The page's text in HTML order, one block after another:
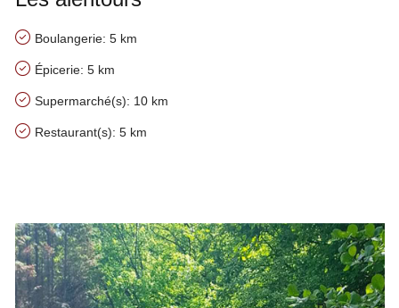
Boulangerie: 5 km
Épicerie: 5 km
Supermarché(s): 10 km
Restaurant(s): 5 km